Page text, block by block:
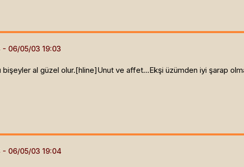
bişeyler al güzel olur.[hline]Unut ve affet...Ekşi üzümden iyi şarap